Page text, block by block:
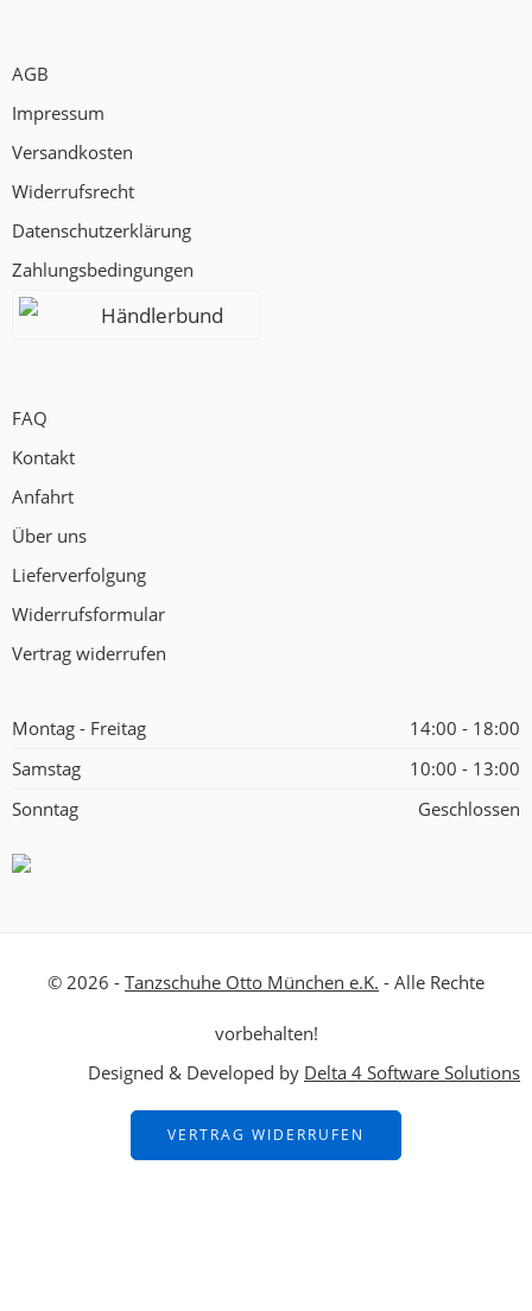
AGB
Impressum
Versandkosten
Widerrufsrecht
Datenschutzerklärung
Zahlungsbedingungen
Händlerbund
FAQ
Kontakt
Anfahrt
Über uns
Lieferverfolgung
Widerrufsformular
Vertrag widerrufen
Montag - Freitag
14:00 - 18:00
Samstag
10:00 - 13:00
Sonntag
Geschlossen
© 2026 - Tanzschuhe Otto München e.K. - Alle Rechte
vorbehalten!
Designed & Developed by Delta 4 Software Solutions
VERTRAG WIDERRUFEN